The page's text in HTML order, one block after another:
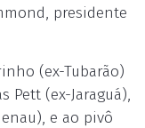
presidente
(ex-Tubarão)
Pett (ex-Jaraguá),
e ao pivô